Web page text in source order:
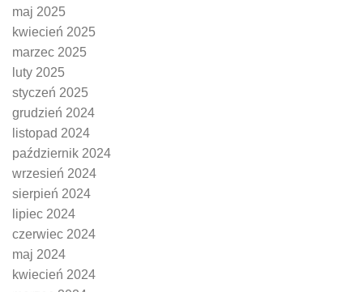
maj 2025
kwiecień 2025
marzec 2025
luty 2025
styczeń 2025
grudzień 2024
listopad 2024
październik 2024
wrzesień 2024
sierpień 2024
lipiec 2024
czerwiec 2024
maj 2024
kwiecień 2024